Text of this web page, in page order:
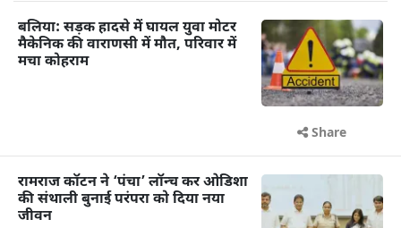
बलिया: सड़क हादसे में घायल युवा मोटर
मैकेनिक की वाराणसी में मौत, परिवार में
मचा कोहराम
Share
रामराज कॉटन ने ‘पंचा’ लॉन्च कर ओडिशा
की संथाली बुनाई परंपरा को दिया नया
जीवन